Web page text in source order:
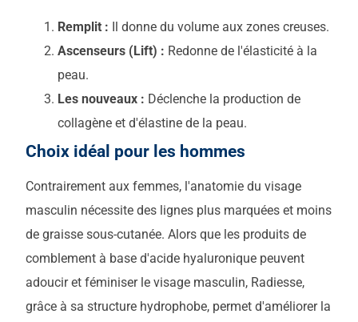
Remplit : Il donne du volume aux zones creuses.
Ascenseurs (Lift) : Redonne de l'élasticité à la
peau.
Les nouveaux : Déclenche la production de
collagène et d'élastine de la peau.
Choix idéal pour les hommes
Contrairement aux femmes, l'anatomie du visage
masculin nécessite des lignes plus marquées et moins
de graisse sous-cutanée. Alors que les produits de
comblement à base d'acide hyaluronique peuvent
adoucir et féminiser le visage masculin, Radiesse,
grâce à sa structure hydrophobe, permet d'améliorer la